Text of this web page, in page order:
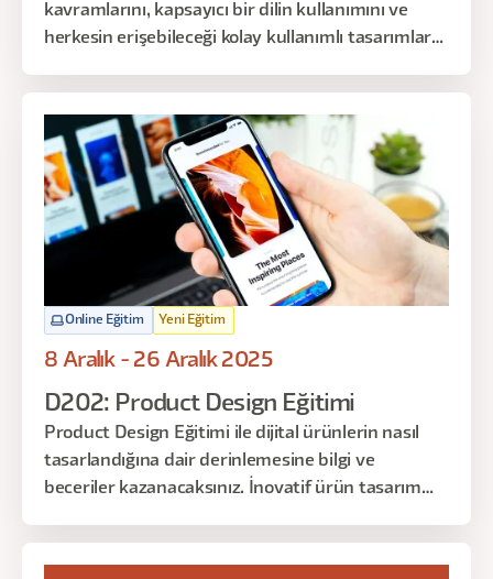
kavramlarını, kapsayıcı bir dilin kullanımını ve
herkesin erişebileceği kolay kullanımlı tasarımlar
yurt dışı projelerde çalışma becerilerini
geliştirmeyi amaçlar.
Online Eğitim Yeni Eğitim
8 Aralık - 26 Aralık 2025
D202: Product Design Eğitimi
Product Design Eğitimi ile dijital ürünlerin nasıl
tasarlandığına dair derinlemesine bilgi ve
beceriler kazanacaksınız. İnovatif ürün tasarım
tasarımın iş hedeflerine katkısına kadar kapsamlı